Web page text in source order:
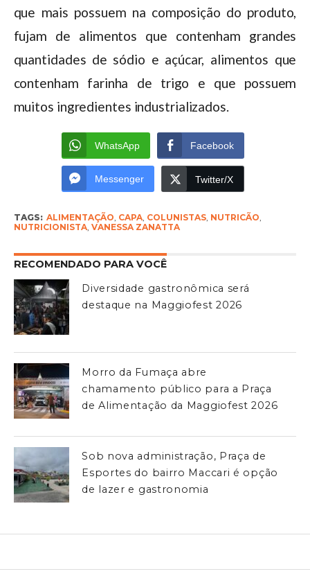
que mais possuem na composição do produto,
fujam de alimentos que contenham grandes
quantidades de sódio e açúcar, alimentos que
contenham farinha de trigo e que possuem
muitos ingredientes industrializados.
WhatsApp Facebook
Messenger Twitter/X
TAGS: ALIMENTAÇÃO CAPA, COLUNISTAS, NUTRICÃO
NUTRICIONISTA, VANESSA ZANATTA
RECOMENDADO PARA VOCÊ
Diversidade gastronômica será
destaque na Maggiofest 2026
Morro da Fumaça abre
chamamento público para a Praça
de Alimentação da Maggiofest 2026
Sob nova administração, Praça de
Esportes do bairro Maccari é opção
de lazer e gastronomia